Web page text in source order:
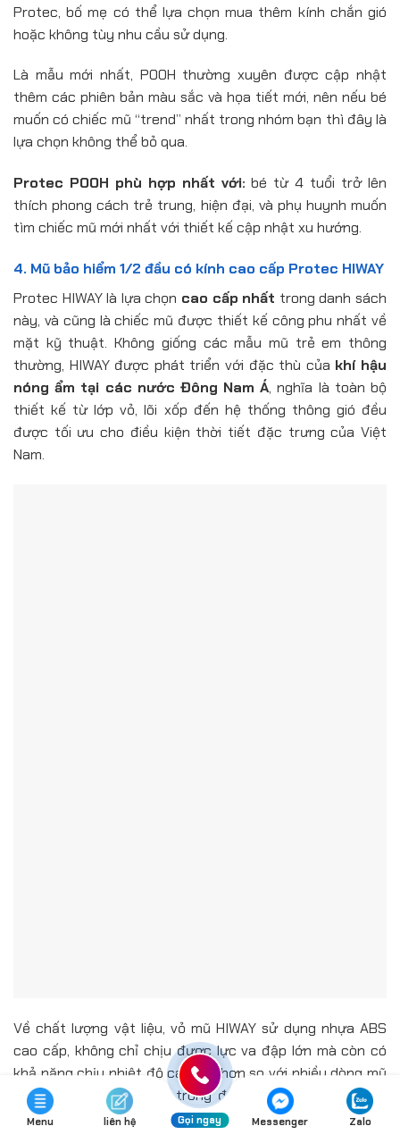
Protec, bố mẹ có thể lựa chọn mua thêm kính chắn gió
hoặc không tùy nhu cầu sử dụng.
Là mẫu mới nhất, POOH thường xuyên được cập nhật
thêm các phiên bản màu sắc và họa tiết mới, nên nếu bé
muốn có chiếc mũ “trend” nhất trong nhóm bạn thì đây là
lựa chọn không thể bỏ qua.
Protec POOH phù hợp nhất với: bé từ 4 tuổi trở lên
thích phong cách trẻ trung, hiện đại, và phụ huynh muốn
tìm chiếc mũ mới nhất với thiết kế cập nhật xu hướng.
4. Mũ bảo hiểm 1/2 đầu có kính cao cấp Protec HIWAY
Protec HIWAY là lựa chọn cao cấp nhất trong danh sách
này, và cũng là chiếc mũ được thiết kế công phu nhất về
mặt kỹ thuật. Không giống các mẫu mũ trẻ em thông
thường, HIWAY được phát triển với đặc thù của khí hậu
nóng ẩm tại các nước Đông Nam Á, nghĩa là toàn bộ
thiết kế từ lớp vỏ, lõi xốp đến hệ thống thông gió đều
được tối ưu cho điều kiện thời tiết đặc trưng của Việt
Nam.
Về chất lượng vật liệu, vỏ mũ HIWAY sử dụng nhựa ABS
cao cấp, không chỉ chịu được lực va đập lớn mà còn có
khả năng chịu nhiệt độ cao tốt hơn so với nhiều dòng mũ
phổ thông. Lõi EPS bên trong được nén bằng nhiều lớp
xốp rắn chắc với hạt xốp nhỏ, đều và mịn, vừa nhẹ vừa có
Menu liên hệ Gọi ngay Messenger Zalo